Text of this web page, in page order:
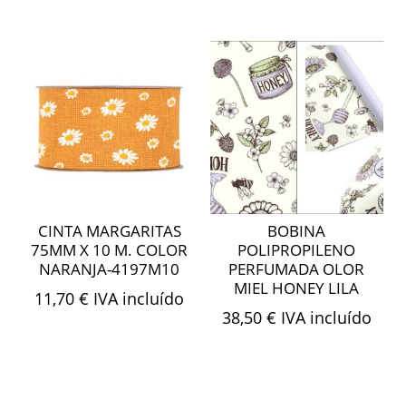
CINTA MARGARITAS
75MM X 10 M. COLOR
NARANJA-4197M10
11,70€ IVA incluído
BOBINA
POLIPROPILENO
PERFUMADA OLOR
MIEL HONEY LILA
38,50 € IVA incluído